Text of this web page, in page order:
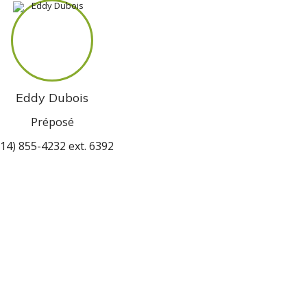
Eddy Dubois
Préposé
855-4232 ext. 6392